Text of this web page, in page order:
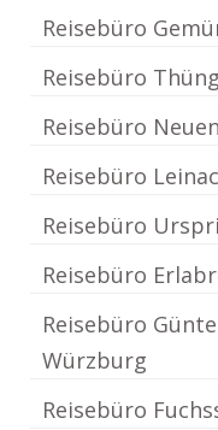
Reisebüro
Reisebüro
Reisebüro
Reisebüro
Reisebüro
Reisebüro
Reisebüro
Würzburg
Reisebüro